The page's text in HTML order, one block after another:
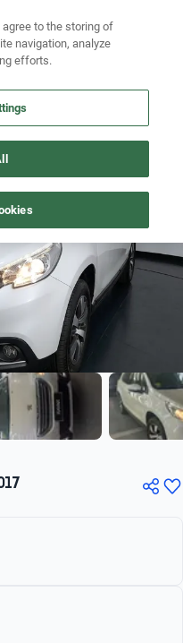
agree to the storing of
navigation, analyze
efforts.